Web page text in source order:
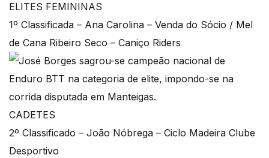
ELITES FEMININAS
1º Classificada – Ana Carolina – Venda do Sócio / Mel
de Cana Ribeiro Seco – Caniço Riders
CADETES
2º Classificado – João Nóbrega – Ciclo Madeira Clube
Desportivo